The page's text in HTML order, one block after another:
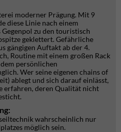
moderner Prägung. Mit 9
diese Linie nach einem
zu den touristisch
geklettert. Gefährliche
gängigen Auftakt ab der 4.
Routine mit einem großen Rack
persönlichen
Wer seine eigenen chains of
ablegt und sich darauf einlässt,
erfahren, deren Qualität nicht
wahrscheinlich nur
möglich sein.